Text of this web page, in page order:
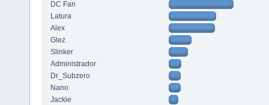
DC Fan
Latura
Alex
Glez
Slinker
Administrador
Dr_Subzero
Nano
Jackie